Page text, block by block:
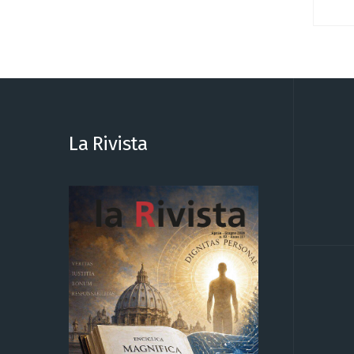
La Rivista